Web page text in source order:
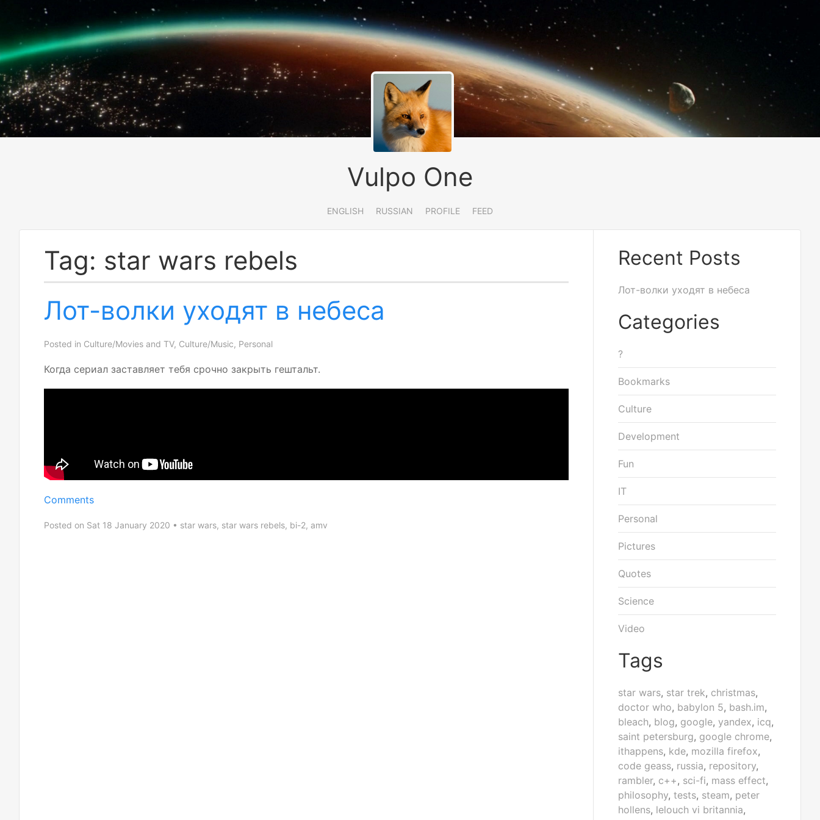
Vulpo One
ENGLISH RUSSIAN PROFILE FEED
Tag: star wars rebels
Лот-волки уходят в небеса
Posted in Culture/Movies and TV, Culture/Music, Personal
Когда сериал заставляет тебя срочно закрыть гештальт.
Comments
Posted on Sat 18 January 2020 star wars, star wars rebels, bi-2, amv
Recent Posts
Лот-волки уходят в небеса
Categories
?
Bookmarks
Culture
Development
Fun
IT
Personal
Pictures
Quotes
Science
Video
Tags
star wars, star trek, christmas,
doctor who, babylon 5, bash.im,
bleach, blog, google, yandex, icq,
saint petersburg, google chrome,
ithappens, kde, mozilla firefox,
code geass, russia, repository,
rambler, c++, sci-fi, mass effect,
philosophy, tests, steam, peter
hollens, lelouch vi britannia,